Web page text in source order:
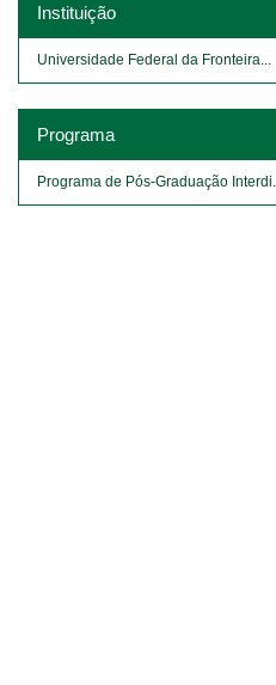
Instituição
Universidade Federal da Fronteira...
Programa
Programa de Pós-Graduação Interdi...